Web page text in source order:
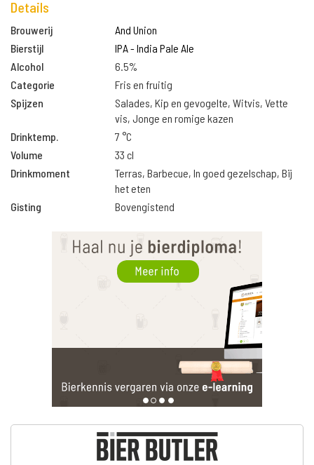
Details
Brouwerij
And Union
Bierstijl
IPA - India Pale Ale
Alcohol
6.5%
Categorie
Fris en fruitig
Spijzen
Salades, Kip en gevogelte, Witvis, Vette
vis, Jonge en romige kazen
Drinktemp.
7 °C
Volume
33 cl
Drinkmoment
Terras, Barbecue, In goed gezelschap, Bij
het eten
Gisting
Bovengistend